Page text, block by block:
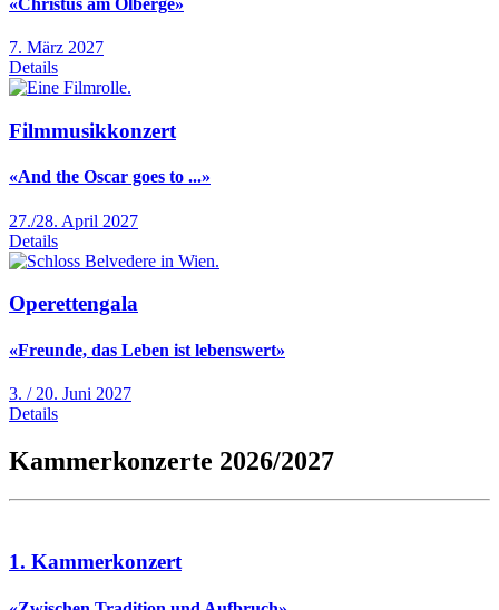
«Christus am Ölberge»
7. März 2027
Details
Filmmusikkonzert
«And the Oscar goes to ...»
27./28. April 2027
Details
Operettengala
«Freunde, das Leben ist lebenswert»
3. / 20. Juni 2027
Details
Kammerkonzerte 2026/2027
1. Kammerkonzert